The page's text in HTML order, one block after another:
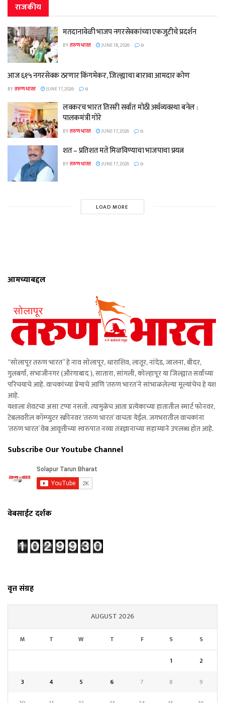
राजकीय
मतदानावेळी भाजप नगरसेवकांच्या एकजुटीचे प्रदर्शन
BYतरुण भारत JUNE 18, 2026 0
आज ६१५ नगरसेवक ठरणार किंगमेकर, जिल्ह्याचा बारावा आमदार कोण
BYतरुण भारत JUNE 17, 2026 0
लवकरच भारत तिसरी सर्वात मोठी अर्थव्यवस्था बनेल :
पालकमंत्री गोरे
BYतरुण भारत JUNE 17, 2026 0
शत – प्रतिशत मते मिळविण्याचा भाजपाचा प्रयत्न
BYतरुण भारत JUNE 17, 2026 0
LOAD MORE
आमच्याबद्दल
“सोलापूर तरुण भारत” हे नाव सोलापूर, धाराशिव, लातूर, नांदेड, जालना, बीदर,
गुलबर्गा, संभाजीनगर (औरंगाबाद ), सातारा, सांगली, कोल्हापूर या जिल्ह्यात सर्वांच्या
परिचयाचे आहे. वाचकांच्या प्रेमाचे आणि ‘तरुण भारत’ने सांभाळलेल्या मूल्यांचेच हे यश
आहे.
यशाला शेवटचा असा टप्पा नसतो. त्यामुळेच आता प्रत्येकाच्या हातातील स्मार्ट फोनवर,
टेबलवरील कॉम्प्युटर स्क्रीनवर ‘तरुण भारत’ वाचता येईल. जगभरातील वाचकांना
‘तरुण भारत’ वेब आवृत्तीच्या स्वरुपात नव्या तंत्रज्ञानाच्या सहाय्याने उपलब्ध होत आहे.
Subscribe Our Youtube Channel
वेबसाईट दर्शक
वृत्त संग्रह
AUGUST 2026
M T W T F S S
1
2
3
4 5 6 7 8
9